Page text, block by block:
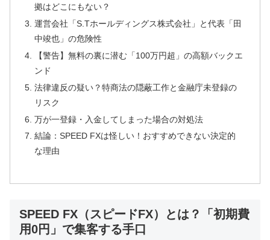
拠はどこにもない？
運営会社「S.Tホールディングス株式会社」と代表「田
中竣也」の危険性
【警告】無料の裏に潜む「100万円超」の高額バックエ
ンド
法律違反の疑い？特商法の隠蔽工作と金融庁未登録の
リスク
万が一登録・入金してしまった場合の対処法
結論：SPEED FXは怪しい！おすすめできない決定的
な理由
SPEED FX（スピードFX）とは？「初期費
用0円」で集客する手口